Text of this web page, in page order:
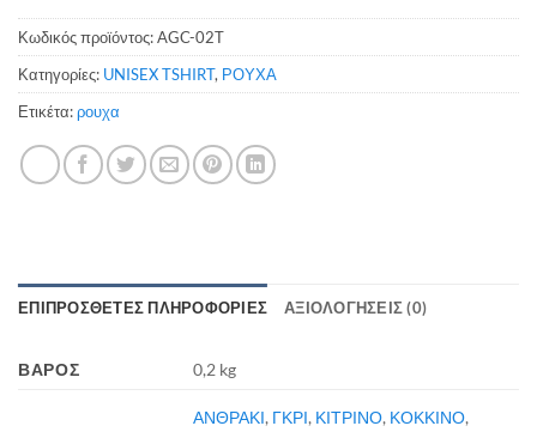
Κωδικός προϊόντος:AGC-02T
Κατηγορίες: UNISEX TSHIRT, ΡΟΥΧΑ
Ετικέτα:ρουχα
ΕΠΙΠΡΌΣΘΕΤΕΣ ΠΛΗΡΟΦΟΡΊΕΣ ΑΞΙΟΛΟΓΉΣΕΙΣ (0)
ΒΆΡΟΣ 0,2 kg
ΑΝΘΡΑΚΙ, ΓΚΡΙ, ΚΙΤΡΙΝΟ, ΚΟΚΚΙΝΟ,